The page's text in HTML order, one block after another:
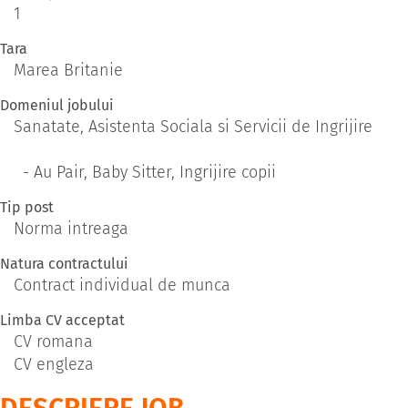
1
Tara
Marea Britanie
Domeniul jobului
Sanatate, Asistenta Sociala si Servicii de Ingrijire
- Au Pair, Baby Sitter, Ingrijire copii
Tip post
Norma intreaga
Natura contractului
Contract individual de munca
Limba CV acceptat
CV romana
CV engleza